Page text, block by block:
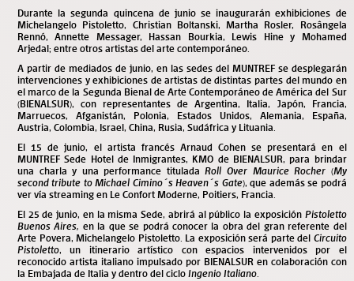
Durante la segunda quincena de junio se inaugurarán exhibiciones de
Michelangelo Pistoletto, Christian Boltanski, Martha Rosler, Rosângela
Rennó, Annette Messager, Hassan Bourkia, Lewis Hine y Mohamed
Arjedal; entre otros artistas del arte contemporáneo.
A partir de mediados de junio, en las sedes del MUNTREF se desplegarán
intervenciones y exhibiciones de artistas de distintas partes del mundo en
el marco de la Segunda Bienal de Arte Contemporáneo de América del Sur
(BIENALSUR), con representantes de Argentina, Italia, Japón, Francia,
Marruecos, Afganistán, Polonia, Estados Unidos, Alemania, España,
Austria, Colombia, Israel, China, Rusia, Sudáfrica y Lituania.
El 15 de junio, el artista francés Arnaud Cohen se presentará en el
MUNTREF Sede Hotel de Inmigrantes, KMO de BIENALSUR, para brindar
una charla y una performance tituladaRoll Over Maurice Rocher (My
second tribute to Michael Cimino´s Heaven´s Gate), que además se podrá
ver vía streaming en Le Confort Moderne, Poitiers, Francia.
El 25 de junio, en la misma Sede, abrirá al público la exposiciónPistoletto
Buenos Aires, en la que se podrá conocer la obra del gran referente del
Arte Povera, Michelangelo Pistoletto. La exposición será parte del Circuito
Pistoletto, un itinerario artístico con espacios intervenidos por el
reconocido artista italiano impulsado por BIENALSUR en colaboración con
la Embajada de Italia y dentro del ciclo Ingenio Italiano